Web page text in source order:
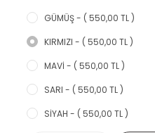
GÜMÜŞ - ( 550,00 TL )
KIRMIZI - ( 550,00 TL )
MAVİ - ( 550,00 TL )
SARI - ( 550,00 TL )
SİYAH - ( 550,00 TL )